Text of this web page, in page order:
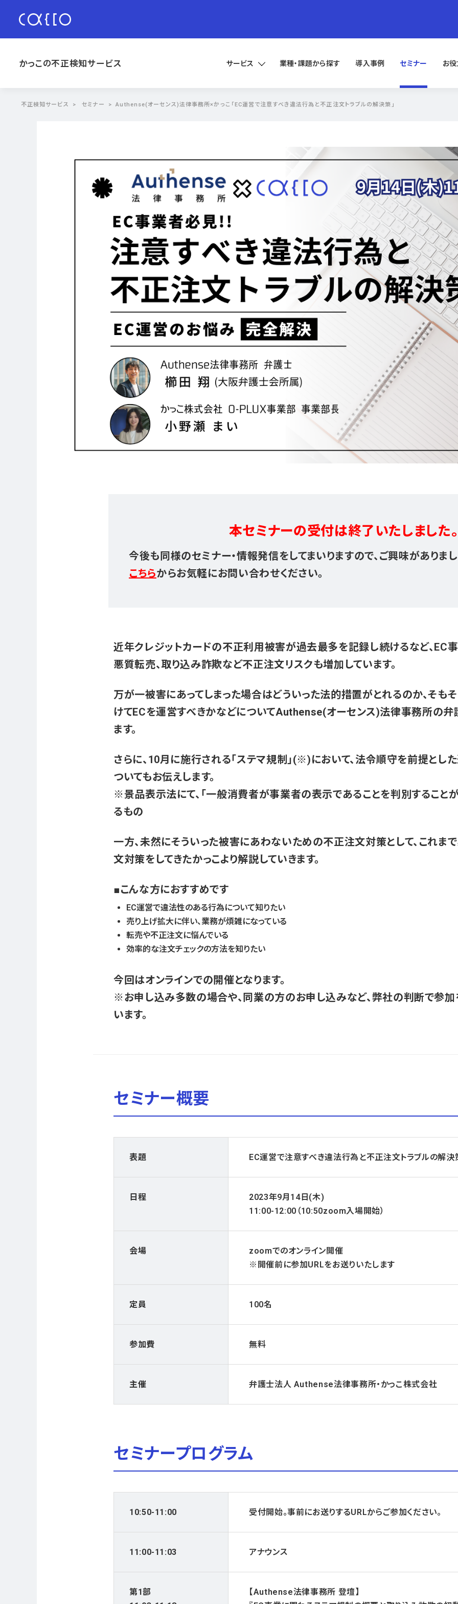
かっこの不正検知サービス サービス 業種・課題から探す 導入事例 セミナー お
不正検知サービス セミナー Authense(オーセンス)法律事務所×かっこ「EC運営で注意すべき違法行為と不正注文トラブルの解決策」
本セミナーの受付は終了いたしました。
今後も同様のセミナー・情報発信をしてまいりますので、ご興味がありま
こちらからお気軽にお問い合わせください。
近年クレジットカードの不正利用被害が過去最多を記録し続けるなど、EC事
悪質転売、取り込み詐欺など不正注文リスクも増加しています。
万が一被害にあってしまった場合はどういった法的措置がとれるのか、そも
けてECを運営すべきかなどについてAuthense(オーセンス)法律事務所の弁
ます。
さらに、10月に施行される「ステマ規制」(※)において、法令順守を前提とし
ついてもお伝えします。
※景品表示法にて、「一般消費者が事業者の表示であることを判別すること
るもの
一方、未然にそういった被害にあわないための不正注文対策として、これま
文対策をしてきたかっこより解説していきます。
こんな方におすすめです
EC運営で違法性のある行為について知りたい
売り上げ拡大に伴い、業務が煩雑になっている
転売や不正注文に悩んでいる
効率的な注文チェックの方法を知りたい
今回はオンラインでの開催となります。
※お申し込み多数の場合や、同業の方のお申し込みなど、弊社の判断で参加
います。
セミナー概要
表題 EC運営で注意すべき違法行為と不正注文トラブルの解決
日程
2023年9月14日(木)
11:00-12:00（10:50zoom入場開始）
会場
zoomでのオンライン開催
※開催前に参加URLをお送りいたします
定員 100名
参加費 無料
主催 弁護士法人 Authense法律事務所・ かっこ株式会社
セミナープログラム
10:50-11:00 受付開始。事前にお送りするURLからご参加ください。
11:00-11:03 アナウンス
第1部
【Authense法律事務所 登壇】